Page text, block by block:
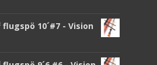
flugspö 10´#7 - Vision